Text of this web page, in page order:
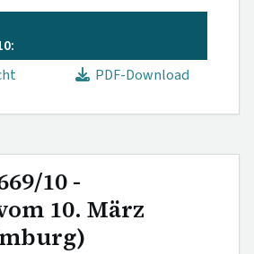
PDF-Download
10 -
10. März